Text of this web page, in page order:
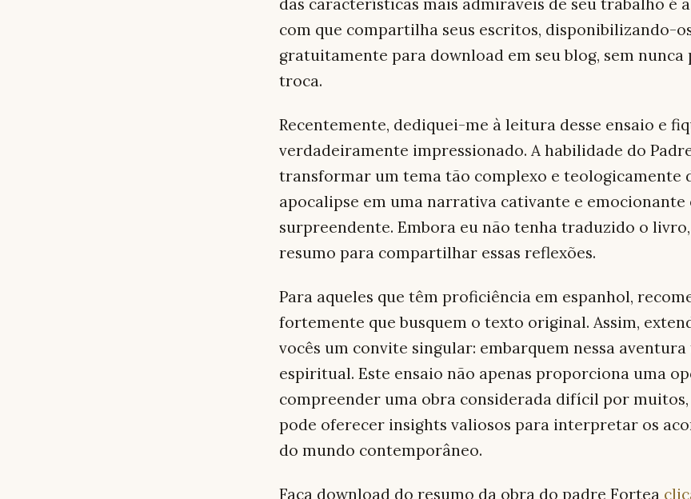
das características mais admiráveis de seu trabalho é
com que compartilha seus escritos, disponibilizando-
gratuitamente para download em seu blog, sem nunca
troca.
Recentemente, dediquei-me à leitura desse ensaio e
verdadeiramente impressionado. A habilidade do
transformar um tema tão complexo e teologicamente
apocalipse em uma narrativa cativante e emocionante
surpreendente. Embora eu não tenha traduzido o
resumo para compartilhar essas reflexões.
Para aqueles que têm proficiência em espanhol,
fortemente que busquem o texto original. Assim,
vocês um convite singular: embarquem nessa
espiritual. Este ensaio não apenas proporciona uma
compreender uma obra considerada difícil por muitos,
pode oferecer insights valiosos para interpretar os
do mundo contemporâneo.
Faça download do resumo da obra do padre Fortea